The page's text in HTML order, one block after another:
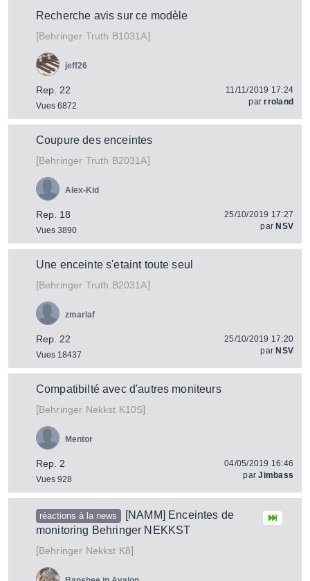
Recherche avis sur ce modèle
[Behringer Truth B1031A]
Rep. 22
Vues 6872
jeff26
11/11/2019 17:24
parrroland
Coupure des enceintes
[Behringer Truth B2031A]
Rep. 18
Vues 3890
Alex-Kid
25/10/2019 17:27
par NSV
Une enceinte s'etaint toute seul
[Behringer Truth B2031A]
Rep. 22
Vues 18437
zmarlaf
25/10/2019 17:20
par NSV
Compatibilté avec d'autres moniteurs
[Behringer Nekkst K10S]
Rep. 2
Vues 928
Mentor
04/05/2019 16:46
parJimbass
réactions à la news
[NAMM] Enceintes de
monitoring Behringer NEKKST
[Behringer Nekkst K8]